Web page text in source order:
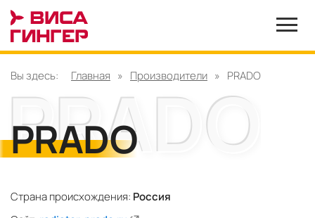
Вы здесь: Главная » Производители » PRADO
PRADO
Страна происхождения: Россия